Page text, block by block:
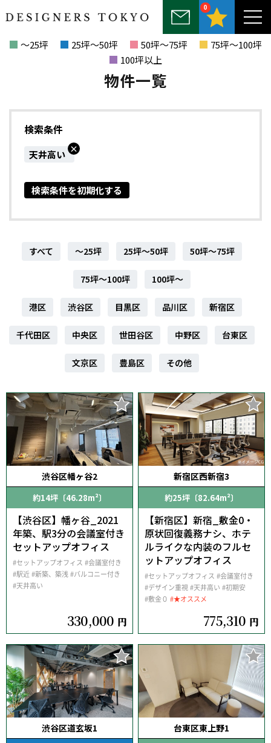
0
～25坪 25坪～50坪 50坪～75坪
75坪～100坪
100坪以上
物件一覧
検索条件
天井高い ×
検索条件を初期化する
すべて ～25坪 25坪～50坪 50坪～75坪
75坪～100坪 100坪～
港区 渋谷区 目黒区 品川区 新宿区
千代田区 中央区 世田谷区 中野区 台東区
文京区 豊島区 その他
渋谷区幡ヶ谷2
約14坪〔46.28m²〕
【渋谷区】幡ヶ谷_2021
年築、駅3分の会議室付き
セットアップオフィス
#セットアップオフィス #会議室付き
#駅近 #新築、築浅#バルコニー付き
#天井高い
330,000 円
新宿区西新宿3
約25坪〔82.64m²〕
【新宿区】新宿_敷金0・
原状回復義務ナシ、ホテ
ルライクな内装のフルセ
ットアップオフィス
#セットアップオフィス #会議室付き
#デザイン重視#天井高い #初期安
#敷金０ #★オススメ
775,310 円
渋谷区道玄坂1 台東区東上野1